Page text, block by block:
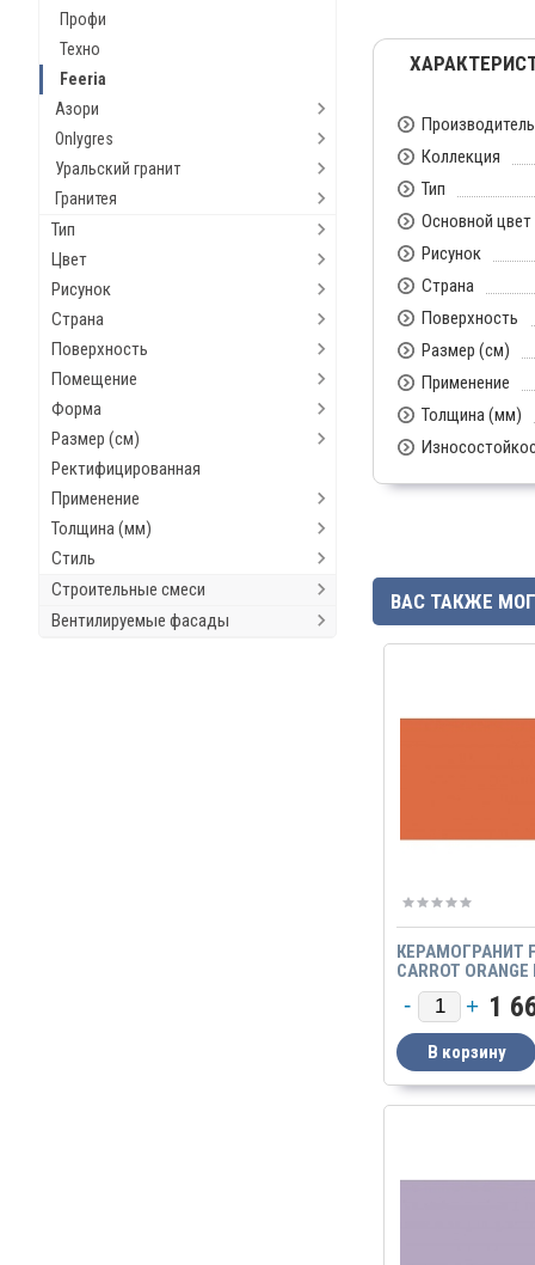
Профи
Техно
Feeria
Азори
Onlygres
Уральский гранит
Гранитея
Тип
Цвет
Рисунок
Страна
Поверхность
Помещение
Форма
Размер (см)
Ректифицированная
Применение
Толщина (мм)
Стиль
Строительные смеси
Вентилируемые фасады
Производитель
Коллекция
Тип
Основной цвет
Рисунок
Страна
Поверхность
Размер (см)
Применение
Толщина (мм)
ВАС ТАКЖЕ
КЕРАМОГРАНИТ
CARROT
ОРАНЖЕВЫЙ GTF
МАТОВЫЙ 1